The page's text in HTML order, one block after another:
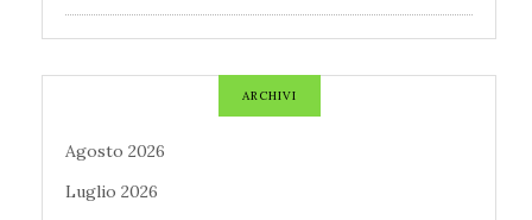
ARCHIVI
Agosto 2026
Luglio 2026